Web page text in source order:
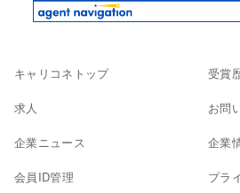
キャリコネトップ
求人
企業ニュース
会員ID管理
受賞
お問
企業
プラ